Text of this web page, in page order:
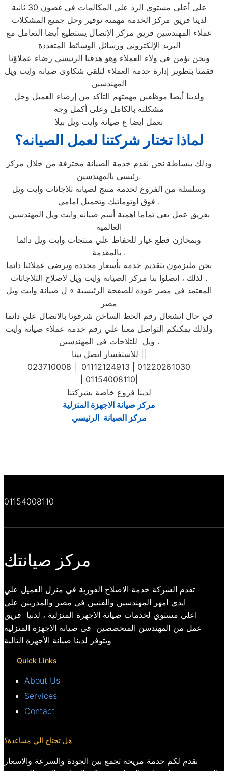
على أعلى مستوى الرد على المكالمات في غضون 30 ثانية
لدينا فريق مركز الخدمة مهمته توفير وحل جميع المشكلات
عملاء المهندسين فريق مركز الإتصال يستطيع أيضا التعامل مع
البريد الإلكتروني ورسائل الوسائط المتعددة
ونحن نؤمن في ولاء العملاء وهو هدفنا الرئيسي رضاء عملاؤنا
فقمنا بتطوير إدارة خدمة العملاء لتلقي شكاوى صيانه وايت ويل
المهندسين
ولدينا أيضا موظفين مهمتهم التأكد من إرضاء العميل وحل
مشكلته بالكامل وعلى أكمل وجه
نعمل ايضا ع صيانة وايت ويل بيلا
لماذا تختار شركتنا لعمل الصيانه؟
وذلك ببساطة نحن نقدم خدمة الصيانة محترفة من خلال مركز
رئيسي بالمهندسين.
وسلسلة من الفروع لخدمة منتج لصيانة ثلاجاتات وايت ويل
فوق اوتوماتيك وتحميل امامي .
بفريق عمل يعي تماما اهمية أسم صيانه وايت ويل المهندسين
العالمية
وبمخازن قطع غيار للحفاظ علي منتجات وايت ويل دائما
بالمقدمة .
نحن ملتزمون بتقديم خدمة بأسعار محددة وترضي عملائنا دائما
. لذلك ، اتصلوا بنا مركز الصيانة وايت ويل لاصلاح الثلاجاتات
المعتمد في مصر عودة للصفحة الرئيسية » ل صيانة وايت ويل
مصر
في حال انشغال رقم الخط الساخن شرفونا بالاتصال علي دائما
ولذلك يمكنكم التواصل معنا علي رقم خدمة عملاء صيانة وايت
ويل للثلاجات فى المهندسين .
023710008 | 01112124913 | 01220261030
| 01154008110|
لدينا فروع خاصة بشركتنا
مركز صيانة الاجهزة المنزلية
مركز الصيانة الرئيسي
01154008110
مركز صيانتك
تقدم الشركة خدمة الاصلاح الفورية في منزل العميل علي
ايدي امهر المهندسين والفنيين في مصر والمدربين علي
اعلي مستوي لخدمات صيانة الاجهزة المنزلية ، لدنيا فريق
عمل من المهندسن المتخصصين فى صيانة الاجهزة المنزلية
ويتوفر لدينا صيانة الأجهزة التالية
Quick Links
About Us
Services
Contact
هل تحتاج الي مساعدة؟
نقدم لكم خدمة مريحة تجمع بين الجودة والسرعة والاسعار